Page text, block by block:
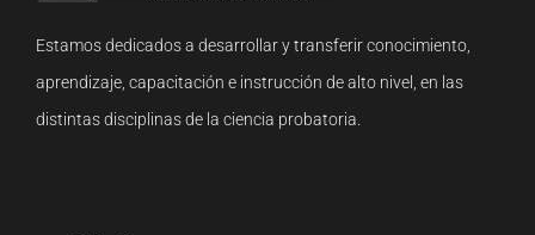
Estamos dedicados a desarrollar y transferir conocimiento,
aprendizaje, capacitación e instrucción de alto nivel, en las
distintas disciplinas de la ciencia probatoria.